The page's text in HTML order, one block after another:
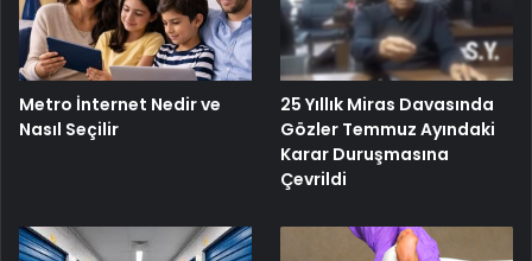
Metro İnternet Nedir ve
Nasıl Seçilir
25 Yıllık Miras Davasında
Gözler Temmuz Ayındaki
Karar Duruşmasına
Çevrildi